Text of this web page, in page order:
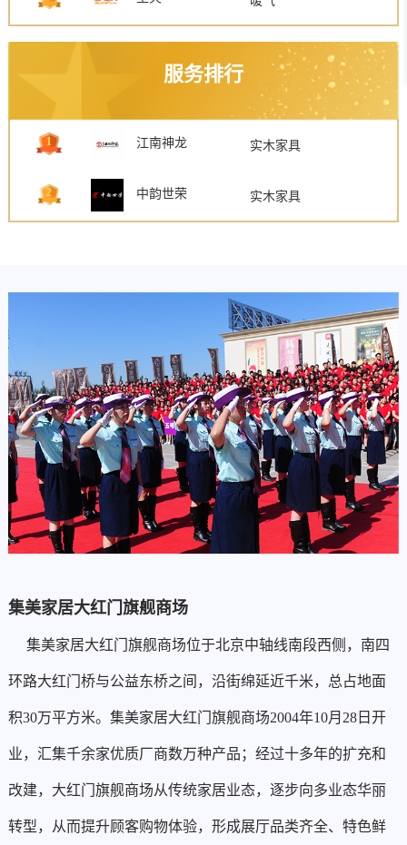
服务排行
1 江南神龙 实木家具
2 中韵世荣 实木家具
集美家居大红门旗舰商场
集美家居大红门旗舰商场位于北京中轴线南段西侧，南四
环路大红门桥与公益东桥之间，沿街绵延近千米，总占地面
积30万平方米。集美家居大红门旗舰商场2004年10月28日开
业，汇集千余家优质厂商数万种产品；经过十多年的扩充和
改建，大红门旗舰商场从传统家居业态，逐步向多业态华丽
转型，从而提升顾客购物体验，形成展厅品类齐全、特色鲜